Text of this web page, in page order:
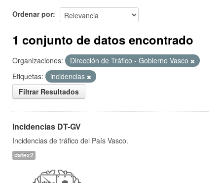
Ordenar por
1 conjunto de datos encontrado
Organizaciones:
Dirección de Tráfico - Gobierno Vasco
Etiquetas:
incidencias
Filtrar Resultados
Incidencias DT-GV
Incidencias de tráfico del País Vasco.
datex2